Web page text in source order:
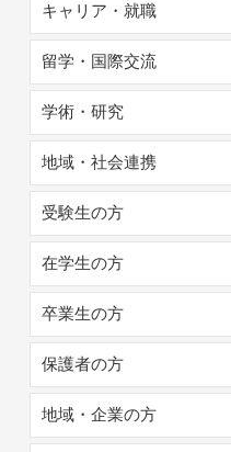
キャリア・就職
留学・国際交流
学術・研究
地域・社会連携
受験生の方
在学生の方
卒業生の方
保護者の方
地域・企業の方